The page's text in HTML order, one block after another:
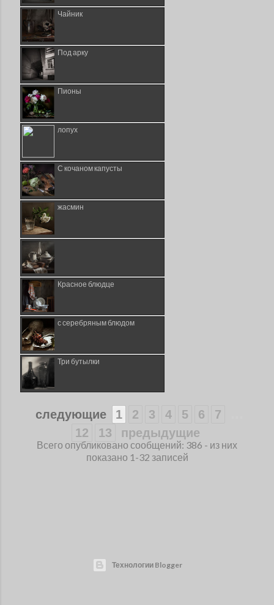
Чайник
Под арку
Пионы
лопух
С кочаном капусты
жасмин
Красное блюдце
с серебряным блюдом
Три бутылки
следующие 1 2 3 4 5 6 7
12 13 предыдущие
Всего опубликовано сообщений: 386 - из них
показано 1-32 записей
Технологии Blogger